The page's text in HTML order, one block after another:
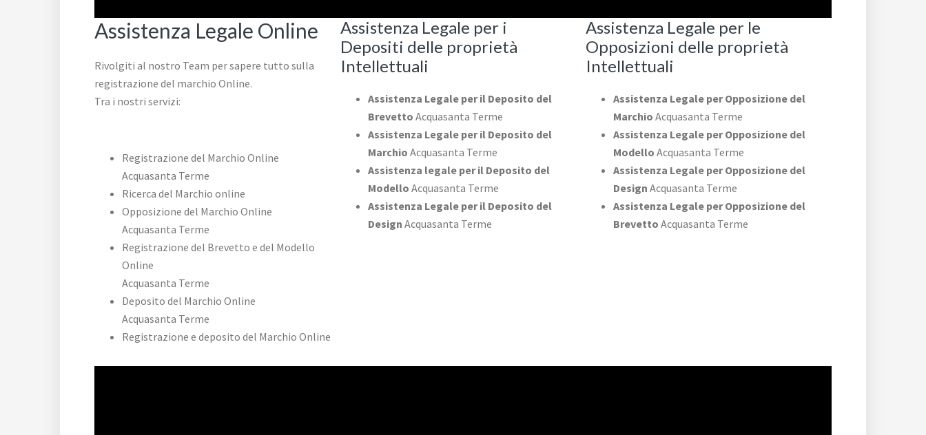
Assistenza Legale Online
Rivolgiti al nostro Team per sapere tutto sulla
registrazione del marchio Online.
Tra i nostri servizi:
Registrazione del Marchio Online
Acquasanta Terme
Ricerca del Marchio online
Opposizione del Marchio Online
Acquasanta Terme
Registrazione del Brevetto e del Modello
Online
Acquasanta Terme
Deposito del Marchio Online
Acquasanta Terme
Registrazione e deposito del Marchio Online
Assistenza Legale per i
Depositi delle proprietà
Intellettuali
Assistenza Legale per il Deposito del
Brevetto Acquasanta Terme
Assistenza Legale per il Deposito del
Marchio Acquasanta Terme
Assistenza legale per il Deposito del
Modello Acquasanta Terme
Assistenza Legale per il Deposito del
Design Acquasanta Terme
Assistenza Legale per le
Opposizioni delle proprietà
Intellettuali
Assistenza Legale per Opposizione del
Marchio Acquasanta Terme
Assistenza Legale per Opposizione del
Modello Acquasanta Terme
Assistenza Legale per Opposizione del
Design Acquasanta Terme
Assistenza Legale per Opposizione del
Brevetto Acquasanta Terme